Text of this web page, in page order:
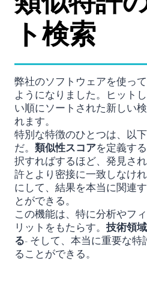
ト検索
弊社のソフトウェアを使っ
ようになりました。ヒット
い順にソートされた新しい
れます。
特別な特徴のひとつは、以
だ。 類似性スコアを定義す
択すればするほど、発見さ
許とより密接に一致しなけ
にして、結果を本当に関連
とができる。
この機能は、特に分析やフ
リットをもたらす。 技術領
る- そして、本当に重要な
ることができる。